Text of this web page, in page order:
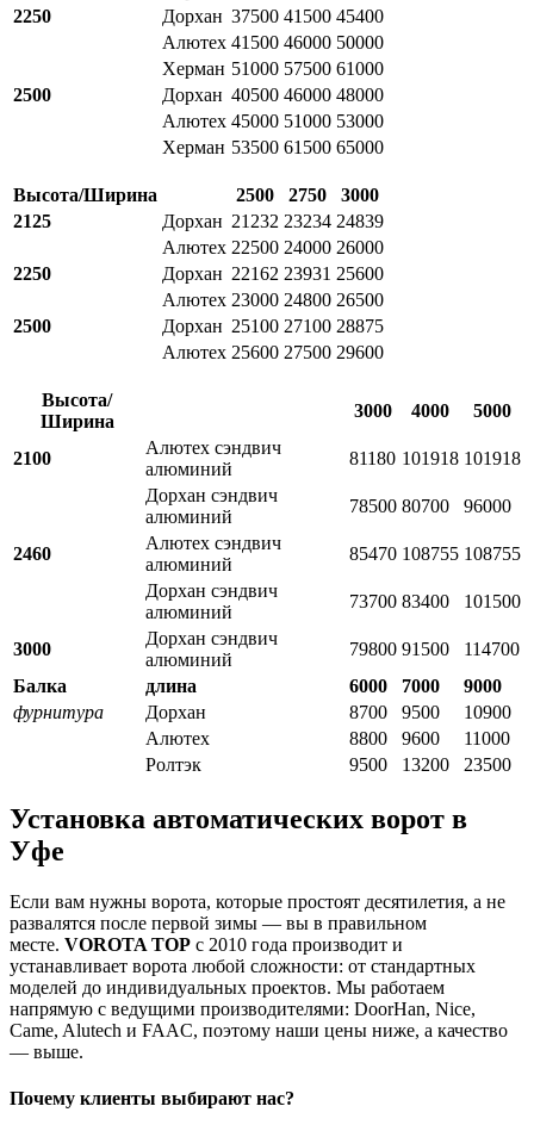
2250
Дорхан 37500 41500 45400
Алютех 41500 46000 50000
Херман 51000 57500 61000
2500
Дорхан 40500 46000 48000
Алютех 45000 51000 53000
Херман 53500 61500 65000
Высота/Ширина 2500 2750
3000
2125
Дорхан 21232 23234 24839
Алютех 22500 24000 26000
2250
Дорхан 22162 23931 25600
Алютех 23000 24800 26500
2500
Дорхан 25100 27100 28875
Алютех 25600 27500 29600
Высота/
Ширина
3000 4000 5000
2100
Алютех сэндвич
алюминий
81180 101918 101918
Дорхан сэндвич
алюминий
78500 80700 96000
2460
Алютех сэндвич
алюминий
85470 108755 108755
Дорхан сэндвич
алюминий
73700 83400 101500
3000
Дорхан сэндвич
алюминий
79800 91500
114700
Балка
длина 6000 7000
9000
фурнитура
Дорхан 8700 9500
10900
Алютех
8800 9600
11000
Ролтэк
9500 13200 23500
Установка автоматических ворот в
Уфе
Если вам нужны ворота, которые простоят десятилетия, а не
развалятся после первой зимы — вы в правильном
месте. VOROTA TOP с 2010 года производит и
устанавливает ворота любой сложности: от стандартных
моделей до индивидуальных проектов. Мы работаем
напрямую с ведущими производителями: DoorHan, Nice,
Came, Alutech и FAAC, поэтому наши цены ниже, а качество
— выше.
Почему клиенты выбирают нас?